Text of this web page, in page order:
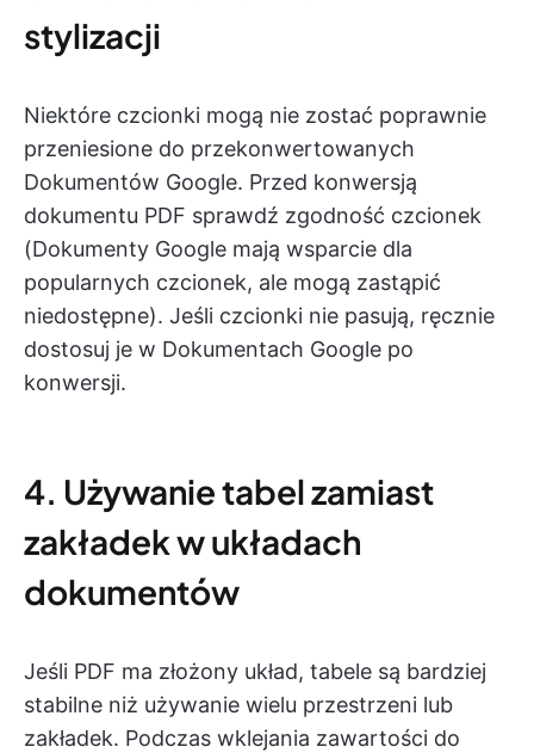
stylizacji
Niektóre czcionki mogą nie zostać poprawnie
przeniesione do przekonwertowanych
Dokumentów Google. Przed konwersją
dokumentu PDF sprawdź zgodność czcionek
(Dokumenty Google mają wsparcie dla
popularnych czcionek, ale mogą zastąpić
niedostępne). Jeśli czcionki nie pasują, ręcznie
dostosuj je w Dokumentach Google po
konwersji.
4. Używanie tabel zamiast
zakładek w układach
dokumentów
Jeśli PDF ma złożony układ, tabele są bardziej
stabilne niż używanie wielu przestrzeni lub
zakładek. Podczas wklejania zawartości do